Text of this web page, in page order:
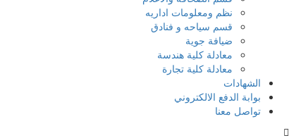
نظم ومعلومات اداريه
قسم سياحه و فنادق
ضيافة جوية
معادلة كلية هندسة
معادلة كلية تجارة
الشهادات
بوابة الدفع الالكتروني
تواصل معنا